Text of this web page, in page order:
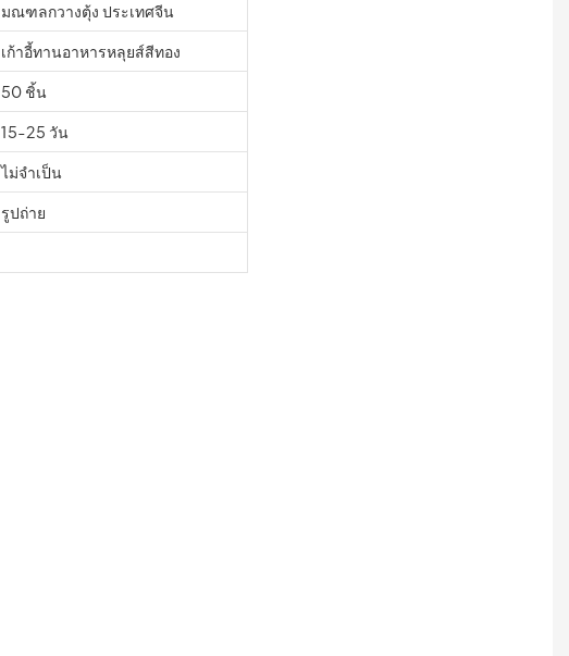
มณฑลกวางตุ้ง ประเทศจีน
เก้าอี้ทานอาหารหลุยส์สีทอง
50 ชิ้น
15-25 วัน
ไม่จำเป็น
รูปถ่าย